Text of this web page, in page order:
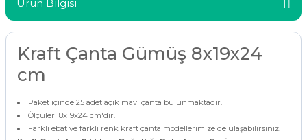
Ürün Bilgisi
Kraft Çanta Gümüş 8x19x24
cm
Paket içinde 25 adet açık mavi çanta bulunmaktadır.
Ölçüleri 8x19x24 cm'dir.
Farklı ebat ve farklı renk kraft çanta modellerimize de ulaşabilirsiniz.